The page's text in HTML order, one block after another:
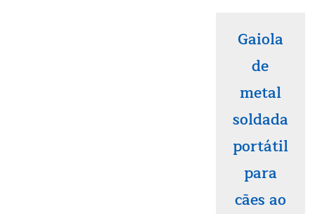
Gaiola
de
metal
soldada
portátil
para
cães ao